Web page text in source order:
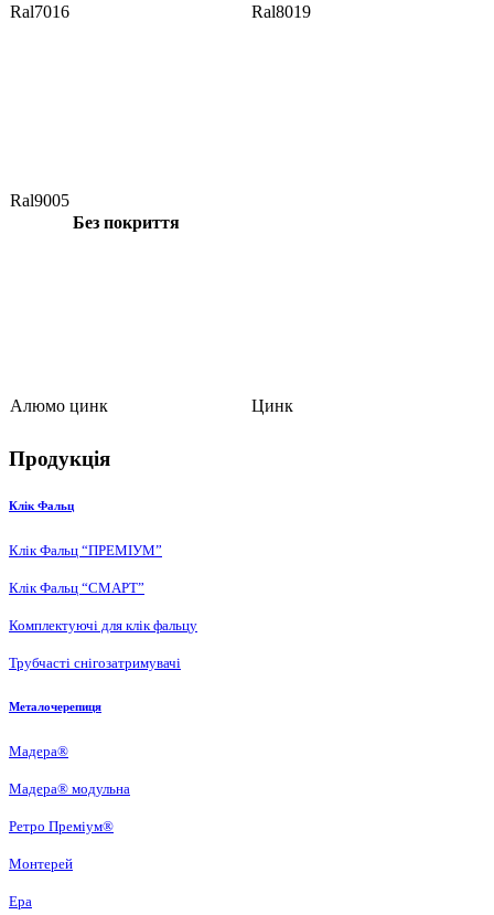
Ral7016 Ral8019
Ral9005
Без покриття
Алюмо цинк Цинк
Продукція
Клік Фальц
Клік Фальц “ПРЕМІУМ”
Клік Фальц “СМАРТ”
Комплектуючі для клік фальцу
Трубчасті снігозатримувачі
Металочерепиця
Мадера®
Мадера® модульна
Ретро Преміум®
Монтерей
Ера